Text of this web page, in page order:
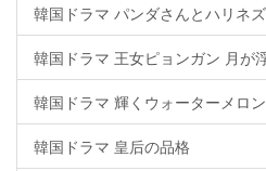
韓国ドラマ パンダさんとハリネズ
韓国ドラマ 王女ピョンガン 月が
韓国ドラマ 輝くウォーターメロ
韓国ドラマ 皇后の品格